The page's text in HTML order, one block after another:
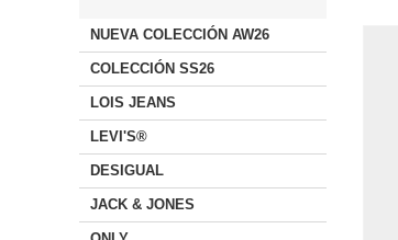
NUEVA COLECCIÓN AW26
COLECCIÓN SS26
LOIS JEANS
LEVI'S®
DESIGUAL
JACK & JONES